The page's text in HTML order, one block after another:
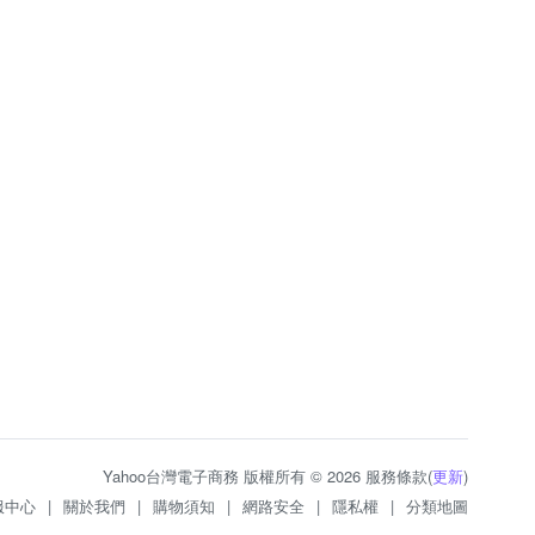
Yahoo台灣電子商務 版權所有 © 2026 服務條款(更新)
中心 | 關於我們 | 購物須知 | 網路安全 | 隱私權 | 分類地圖